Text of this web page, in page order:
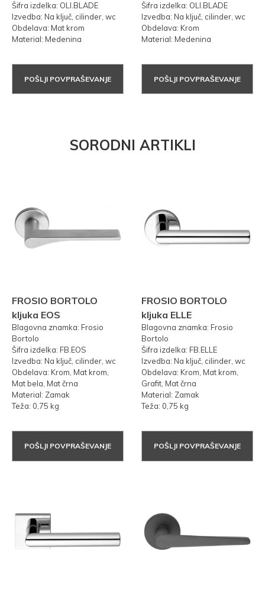
Šifra izdelka: OLI.BLADE
Izvedba: Na ključ, cilinder, wc
Obdelava: Mat krom
Material: Medenina
POŠLJI POVPRAŠEVANJE
Šifra izdelka: OLI.BLADE
Izvedba: Na ključ, cilinder, wc
Obdelava: Krom
Material: Medenina
POŠLJI POVPRAŠEVANJE
SORODNI ARTIKLI
FROSIO BORTOLO
kljuka EOS
Blagovna znamka: Frosio
Bortolo
Šifra izdelka: FB.EOS
Izvedba: Na ključ, cilinder, wc
Obdelava: Krom, Mat krom,
Mat bela, Mat črna
Material: Zamak
Teža: 0,75 kg
POŠLJI POVPRAŠEVANJE
FROSIO BORTOLO
kljuka ELLE
Blagovna znamka: Frosio
Bortolo
Šifra izdelka: FB.ELLE
Izvedba: Na ključ, cilinder, wc
Obdelava: Krom, Mat krom,
Grafit, Mat črna
Material: Zamak
Teža: 0,75 kg
POŠLJI POVPRAŠEVANJE